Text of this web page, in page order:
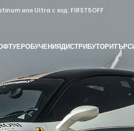
или Ultra с код: FIRST5OFF
ОБУЧЕНИЯДИСТРИБУТОРИ